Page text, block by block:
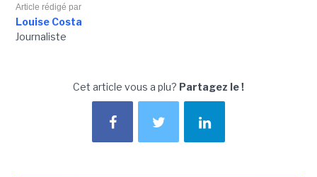
Article rédigé par
Louise Costa
Journaliste
Cet article vous a plu? Partagez le !